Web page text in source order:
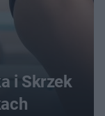
i Skrzek